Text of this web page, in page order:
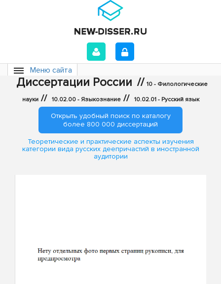
Меню сайта
Диссертации России // 10 - Филологические
науки // 10.02.00 - Языкознание // 10.02.01 - Русский язык
Открыть удобный поиск по каталогу
более 800 000 диссертаций
Теоретические и практические аспекты изучения
категории вида русских деепричастий в иностранной
аудитории